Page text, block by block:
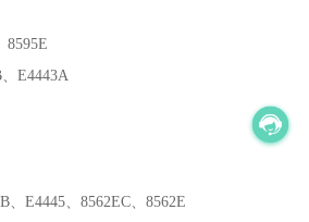
8595E
E4443A
、E4445、8562EC、8562E